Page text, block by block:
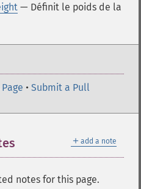
— Définit le poids de la
• Submit a Pull
＋ add a note
notes for this page.